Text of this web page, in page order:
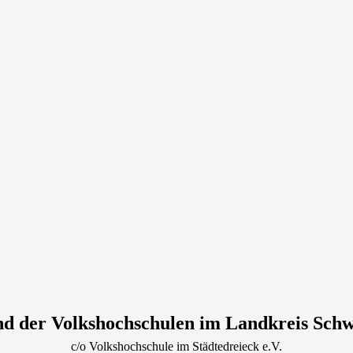
der Volkshochschulen im Landkreis
c/o Volkshochschule im Städtedreieck e.V.